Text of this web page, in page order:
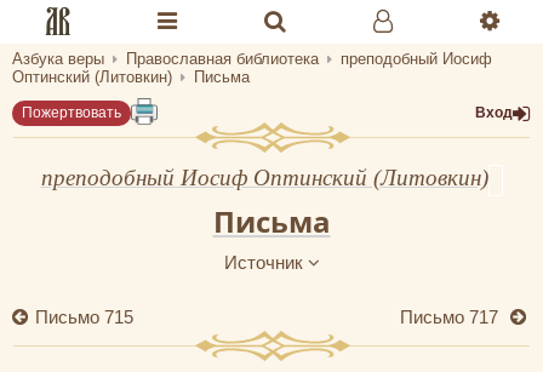
Разделы портала «Азбука веры»
Главная
Гид
Молитва
Азбука веры Православная библиотека
преподобный Иосиф
Оптинский (Литовкин)
Письма
Пожертвовать Вход
преподобный Иосиф Оптинский (Литовкин)
Письма
Источник
Письмо 715 Письмо 717